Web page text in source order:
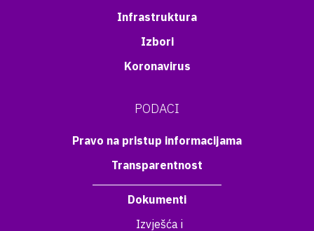
Infrastruktura
Izbori
Koronavirus
PODACI
Pravo na pristup informacijama
Transparentnost
Dokumenti
Izvješća i